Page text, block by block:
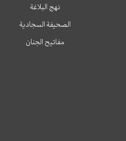
نهج البلاغة
الصحيفة السجادية
مفاتيح الجنان